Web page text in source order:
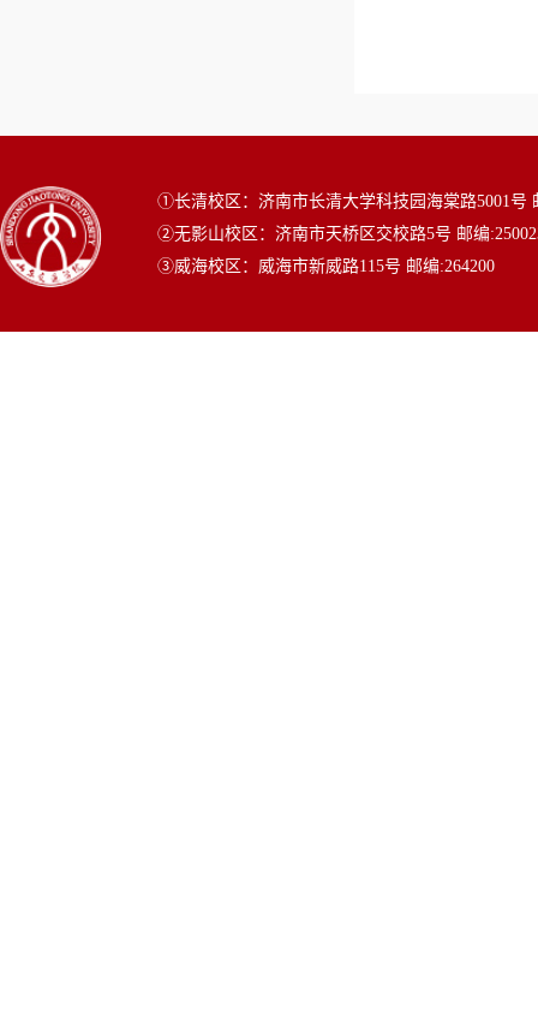
①长清校区：济南市长清大学科技园海棠路5001号
②无影山校区：济南市天桥区交校路5号 邮编
③威海校区：威海市新威路115号 邮编:264200